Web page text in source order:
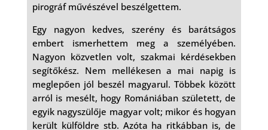
pirográf művészével beszélgettem.
Egy nagyon kedves, szerény és barátságos
embert ismerhettem meg a személyében.
Nagyon közvetlen volt, szakmai kérdésekben
segítőkész. Nem mellékesen a mai napig is
meglepően jól beszél magyarul. Többek között
arról is mesélt, hogy Romániában született, de
egyik nagyszülője magyar volt; mikor és hogyan
került külföldre stb. Azóta ha ritkábban is, de